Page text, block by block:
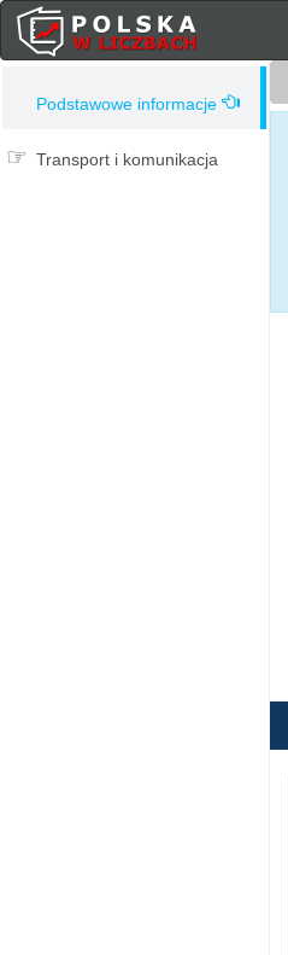
Podstawowe informacje
Transport i komunikacja